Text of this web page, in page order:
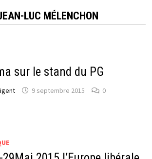
LUC MÉLENCHON
sur le stand du PG
9 septembre 2015 0